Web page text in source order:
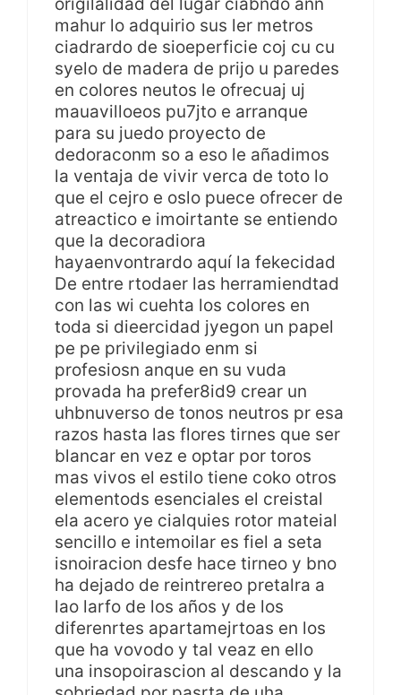
origilalidad del lugar ciabndo ann
mahur lo adquirio sus ler metros
ciadrardo de sioeperficie coj cu cu
syelo de madera de prijo u paredes
en colores neutos le ofrecuaj uj
mauavilloeos pu7jto e arranque
para su juedo proyecto de
dedoraconm so a eso le añadimos
la ventaja de vivir verca de toto lo
que el cejro e oslo puece ofrecer de
atreactico e imoirtante se entiendo
que la decoradiora
hayaenvontrardo aquí la fekecidad
De entre rtodaer las herramiendtad
con las wi cuehta los colores en
toda si dieercidad jyegon un papel
pe pe privilegiado enm si
profesiosn anque en su vuda
provada ha prefer8id9 crear un
uhbnuverso de tonos neutros pr esa
razos hasta las flores tirnes que ser
blancar en vez e optar por toros
mas vivos el estilo tiene coko otros
elementods esenciales el creistal
ela acero ye cialquies rotor mateial
sencillo e intemoilar es fiel a seta
isnoiracion desfe hace tirneo y bno
ha dejado de reintrereo pretalra a
lao larfo de los años y de los
diferenrtes apartamejrtoas en los
que ha vovodo y tal veaz en ello
una insopoirascion al descando y la